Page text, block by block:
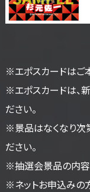
※エポスカードはご
※エポスカードは、
ださい。
※景品はなくなり次
ださい。
※抽選会景品の内容
※ネットお申込みの